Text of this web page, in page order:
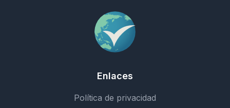
Enlaces
Política de privacidad